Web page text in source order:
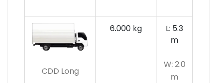
CDD Long
6.000 kg
L: 5.3
m
W: 2.0
m